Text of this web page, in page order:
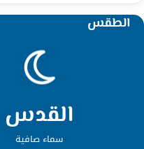
الطقس
القدس
سماء صافية